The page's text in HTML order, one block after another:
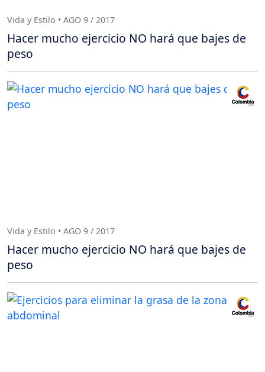
Vida y Estilo • AGO 9 / 2017
Hacer mucho ejercicio NO hará que bajes de
peso
Vida y Estilo • AGO 9 / 2017
Hacer mucho ejercicio NO hará que bajes de
peso